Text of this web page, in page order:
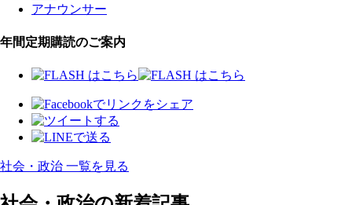
アナウンサー
年間定期購読のご案内
社会・政治 一覧を見る